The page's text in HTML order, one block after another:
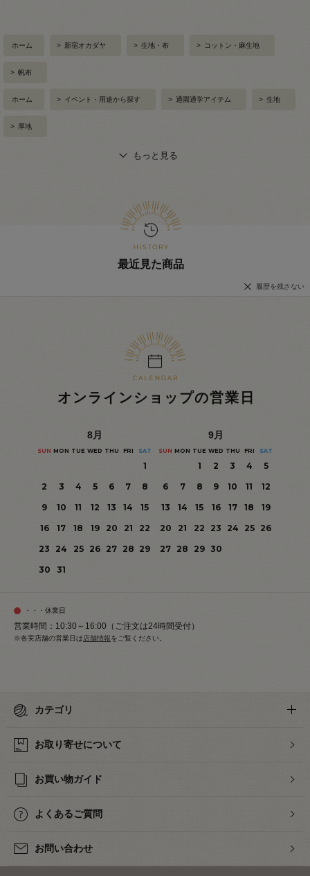
ホーム > 新宿オカダヤ > 生地・布 > コットン・麻生地
> 帆布
ホーム > イベント・用途から探す > 通園通学アイテム > 生地
> 厚地
もっと見る
最近見た商品
履歴を残さない
オンラインショップの営業日
8月
SUN MON TUE WED THU FRI SAT
1
2
3 4 5 6 7
8
9
10 11 12 13 14
15
16
17 18 19 20 21
22
23
24 25 26 27 28 29
30
31
9月
SUN MON TUE WED THU FRI SAT
1 2 3 4
5
6
7 8 9 10 11
12
13
14 15 16 17 18
19
20
21 22 23 24 25
26
27 28 29 30
・・・休業日
営業時間：10:30～16:00（ご注文は24時間受付）
※各実店舗の営業日は 店舗情報をご覧ください。
カテゴリ
お取り寄せについて
お買い物ガイド
よくあるご質問
お問い合わせ